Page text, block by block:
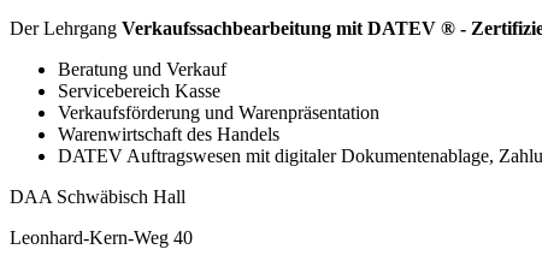
Der Lehrgang Verkaufssachbearbeitung mit DATEV ® -
Beratung und Verkauf
Servicebereich Kasse
Verkaufsförderung und Warenpräsentation
Warenwirtschaft des Handels
DATEV Auftragswesen mit digitaler Dokumentenablage,
DAA Schwäbisch Hall
Leonhard-Kern-Weg 40